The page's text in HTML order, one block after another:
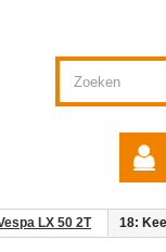
LX 50 2T
18: